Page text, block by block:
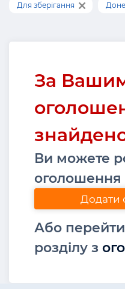
Для зберігання
За
Ви можете
оголошення
Додати
Або перейти
розділу з